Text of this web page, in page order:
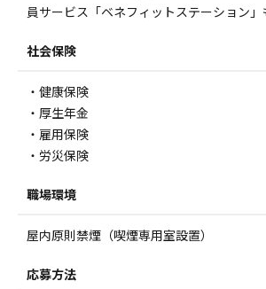
員サービス「ベネフィットステーション」
社会保険
・健康保険
・厚生年金
・雇用保険
・労災保険
職場環境
屋内原則禁煙（喫煙専用室設置）
応募方法